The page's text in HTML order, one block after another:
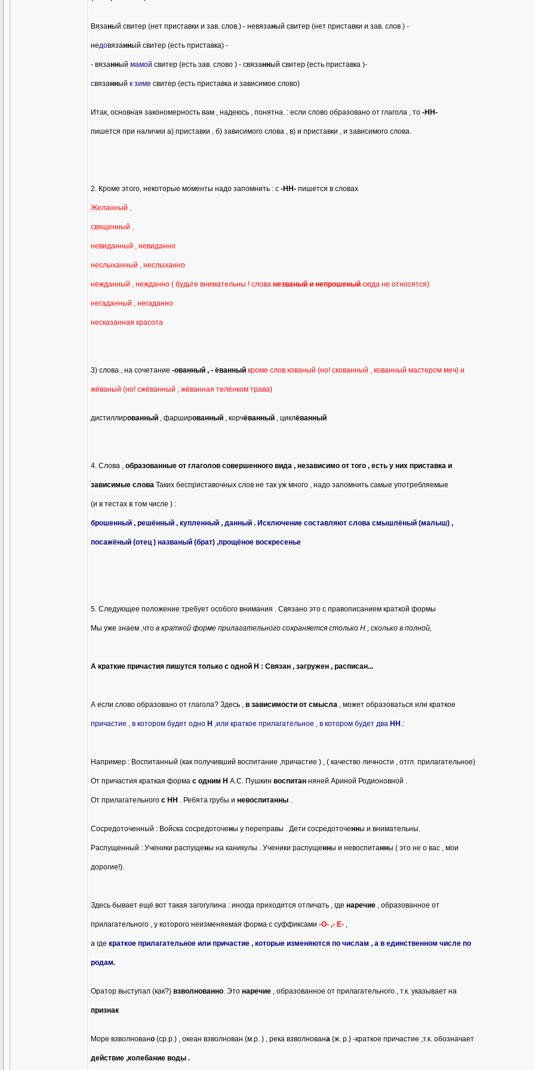
Вязаный свитер (нет приставки и зав. слов.) - невязаный свитер (нет приставки и зав. слов ) -
недовязанный свитер (есть приставка) -
- вязанный мамой свитер (есть зав. слово ) - связанный свитер (есть приставка )-
связанный к зиме свитер (есть приставка и зависимое слово)
Итак, основная закономерность вам , надеюсь , понятна. : если слово образовано от глагола , то -НН-
пишется при наличии а) приставки , б) зависимого слова , в) и приставки , и зависимого слова.
2. Кроме этого, некоторые моменты надо запомнить : с -НН- пишется в словах
Желанный ,
священный ,
невиданный , невиданно
неслыханный , неслыханно
нежданный , нежданно ( будьте внимательны ! слова незваный и непрошеный сюда не относятся)
негаданный , негаданно
несказанная красота
3) слова , на сочетание -ованный , - ёванный кроме слов кованый (но! скованный , кованный мастером меч) и
жёваный (но! сжёванный , жёванная телёнком трава)
дистиллированный , фаршированный , корчёванный , циклёванный
4. Слова , образованные от глаголов совершенного вида , независимо от того , есть у них приставка и
зависимые слова Таких бесприставочных слов не так уж много , надо запомнить самые употребляемые
(и в тестах в том числе ) :
брошенный , решённый , купленный , данный . Исключение составляют слова смышлёный (малыш) ,
посажёный (отец ) названый (брат) ,прощёное воскресенье
5. Следующее положение требует особого внимания . Связано это с правописанием краткой формы
Мы уже знаем ,что в краткой форме прилагательного сохраняется столько Н , сколько в полной,
А краткие причастия пишутся только с одной Н : Связан , загружен , расписан...
А если слово образовано от глагола? Здесь , в зависимости от смысла , может образоваться или краткое
причастие , в котором будет одно Н ,или краткое прилагательное , в котором будет два НН .:
Например : Воспитанный (как получивший воспитание ,причастие ) , ( качество личности , отгл. прилагательное)
От причастия краткая форма с одним Н А.С. Пушкин воспитан няней Ариной Родионовной .
От прилагательного с НН . Ребята грубы и невоспитанны .
Сосредоточенный : Войска сосредоточены у переправы . Дети сосредоточенны и внимательны.
Распущенный : Ученики распущены на каникулы . Ученики распущенны и невоспитанны ( это не о вас , мои
дорогие!).
Здесь бывает ещё вот такая загогулина : иногда приходится отличать , где наречие , образованное от
прилагательного , у которого неизменяемая форма с суффиксами -О- ,- Е- ,
а где краткое прилагательное или причастие , которые изменяются по числам , а в единственном числе по
родам.
Оратор выступал (как?) взволнованно. Это наречие , образованное от прилагательного , т.к. указывает на
признак
Море взволновано (ср.р.) , океан взволнован (м.р. ) , река взволнована (ж. р.) -краткое причастие ,т.к. обозначает
действие ,колебание воды .